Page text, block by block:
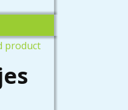
product